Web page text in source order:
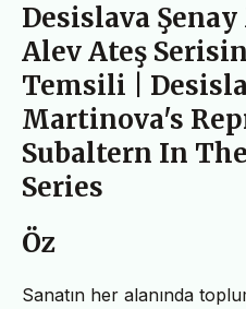
Desislava
Alev Ateş
Temsili |
Martinova's
Subaltern In
Series
Öz
Sanatın her alanında